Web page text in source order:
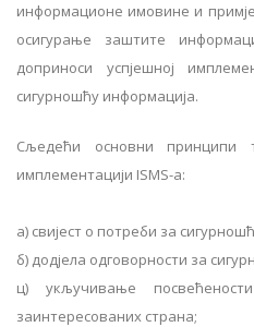
информационе имовине и
осигурање заштите
доприноси успјешној
сигурношћу информација.
Сљедећи основни принципи
имплементацији ISMS-a:
а) свијест о потреби за
б) додјела одговорности за
ц) укључивање
заинтересованих страна;